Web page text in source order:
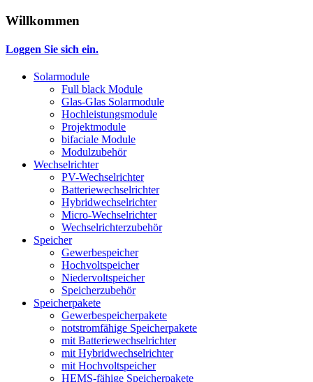
Willkommen
Loggen Sie sich ein.
Solarmodule
Full black Module
Glas-Glas Solarmodule
Hochleistungsmodule
Projektmodule
bifaciale Module
Modulzubehör
Wechselrichter
PV-Wechselrichter
Batteriewechselrichter
Hybridwechselrichter
Micro-Wechselrichter
Wechselrichterzubehör
Speicher
Gewerbespeicher
Hochvoltspeicher
Niedervoltspeicher
Speicherzubehör
Speicherpakete
Gewerbespeicherpakete
notstromfähige Speicherpakete
mit Batteriewechselrichter
mit Hybridwechselrichter
mit Hochvoltspeicher
HEMS-fähige Speicherpakete